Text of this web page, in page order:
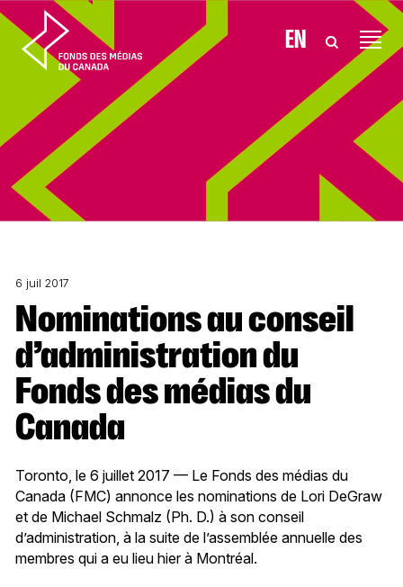
Aller au contenu EN
6 juil 2017
Nominations au conseil
d’administration du
Fonds des médias du
Canada
Toronto, le 6 juillet 2017 — Le Fonds des médias du
Canada (FMC) annonce les nominations de Lori DeGraw
et de Michael Schmalz (Ph. D.) à son conseil
d’administration, à la suite de l’assemblée annuelle des
membres qui a eu lieu hier à Montréal.